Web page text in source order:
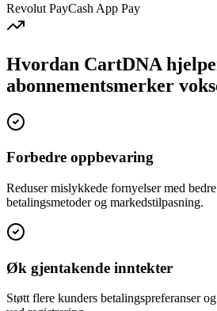
Revolut PayCash App Pay
Hvordan CartDNA
abonnementsmerker
Forbedre oppbevaring
Reduser mislykkede fornyelser med
betalingsmetoder og markedstilpasning.
Øk gjentakende inntekter
Støtt flere kunders betalingspreferanser